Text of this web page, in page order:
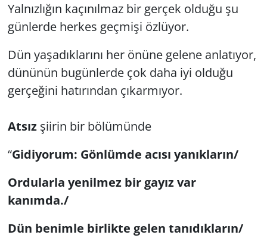
Yalnızlığın kaçınılmaz bir gerçek olduğu şu
günlerde herkes geçmişi özlüyor.
Dün yaşadıklarını her önüne gelene anlatıyor,
dününün bugünlerde çok daha iyi olduğu
gerçeğini hatırından çıkarmıyor.
Atsızşiirin bir bölümünde
“Gidiyorum: Gönlümde acısı yanıkların/
Ordularla yenilmez bir gayız var
kanımda./
Dün benimle birlikte gelen tanıdıkların/